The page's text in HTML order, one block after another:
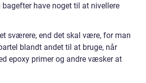
have noget til at nivellere
sværere, end det skal være, for man
blandt andet til at bruge, når
epoxy primer og andre væsker at